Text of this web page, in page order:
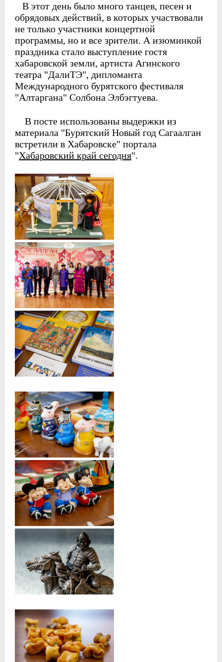
В этот день было много танцев, песен и
обрядовых действий, в которых участвовали
не только участники концертной
программы, но и все зрители. А изюминкой
праздника стало выступление гостя
хабаровской земли, артиста Агинского
театра "ДалиТЭ", дипломанта
Международного бурятского фестиваля
"Алтаргана" Солбона Элбэгтуева.
В посте использованы выдержки из
материала "Бурятский Новый год Сагаалган
встретили в Хабаровске" портала
"Хабаровский край сегодня".